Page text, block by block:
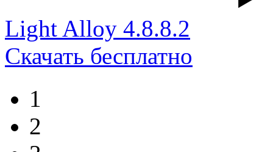
Light Alloy 4.8.8.2
Скачать бесплатно
1
2